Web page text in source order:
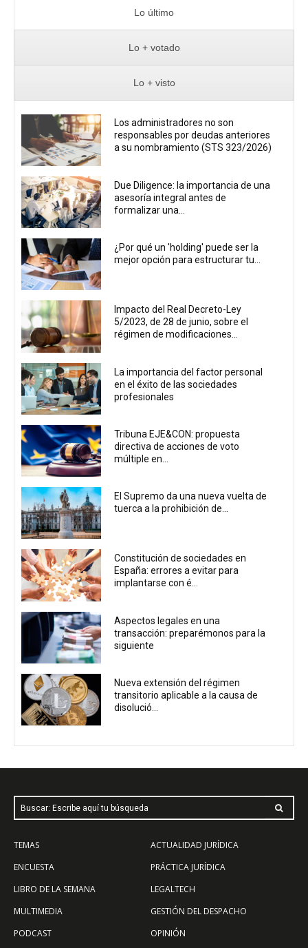
Lo último
Lo + votado
Lo + visto
Los administradores no son
responsables por deudas anteriores
a su nombramiento (STS 323/2026)
Due Diligence: la importancia de una
asesoría integral antes de
formalizar una...
¿Por qué un 'holding' puede ser la
mejor opción para estructurar tu...
Impacto del Real Decreto-Ley
5/2023, de 28 de junio, sobre el
régimen de modificaciones...
La importancia del factor personal
en el éxito de las sociedades
profesionales
Tribuna EJE&CON: propuesta
directiva de acciones de voto
múltiple en...
El Supremo da una nueva vuelta de
tuerca a la prohibición de...
Constitución de sociedades en
España: errores a evitar para
implantarse con é...
Aspectos legales en una
transacción: preparémonos para la
siguiente
Nueva extensión del régimen
transitorio aplicable a la causa de
disolució...
Buscar: Escribe aquí tu búsqueda
TEMAS
ENCUESTA
LIBRO DE LA SEMANA
MULTIMEDIA
PODCAST
ACTUALIDAD JURÍDICA
PRÁCTICA JURÍDICA
LEGALTECH
GESTIÓN DEL DESPACHO
OPINIÓN